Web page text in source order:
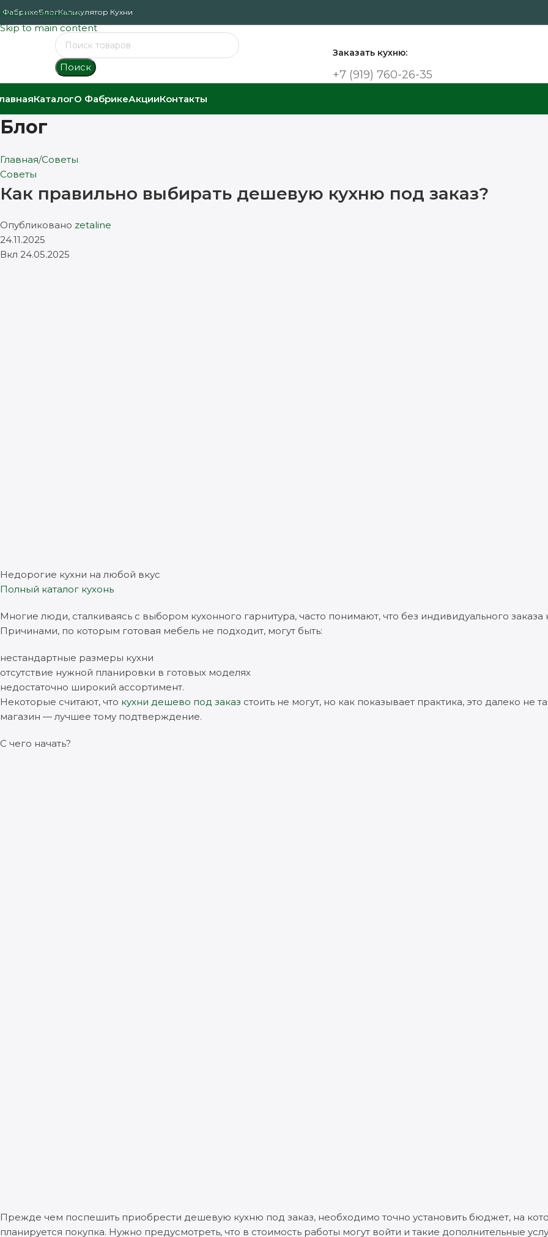
Skip to navigation
Skip to main content
ФабрикеБлогКалькулятор Кухни
Поиск
Заказать кухню:
+7 (919) 760-26-35
КаталогО ФабрикеАкцииКонтакты
Блог
Главная Советы
Советы
Как правильно выбирать дешевую кухню под заказ?
Опубликовано zetaline
24.11.2025
Вкл 24.05.2025
Недорогие кухни на любой вкус
Полный каталог кухонь
Многие люди, сталкиваясь с выбором кухонного гарнитура, часто понимают, что без индивидуального заказа
Причинами, по которым готовая мебель не подходит, могут быть:
нестандартные размеры кухни
отсутствие нужной планировки в готовых моделях
недостаточно широкий ассортимент.
Некоторые считают, что кухни дешево под заказ стоить не могут, но как показывает практика, это далеко не
магазин — лучшее тому подтверждение.
С чего начать?
Прежде чем поспешить приобрести дешевую кухню под заказ, необходимо точно установить бюджет, на
планируется покупка. Нужно предусмотреть, что в стоимость работы могут войти и такие дополнительные